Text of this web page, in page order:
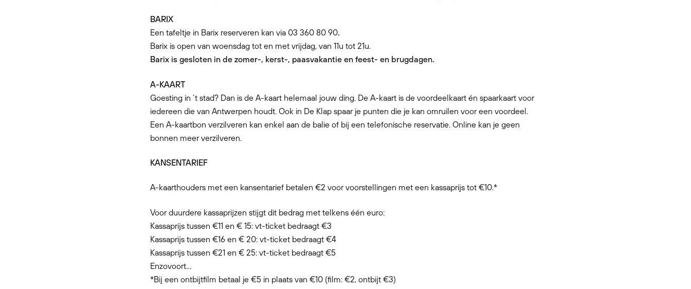
BARIX
Een tafeltje in Barix reserveren kan via 03 360 80 90.
Barix is open van woensdag tot en met vrijdag, van 11u tot 21u.
Barix is gesloten in de zomer-, kerst-, paasvakantie en feest- en brugdagen.
A-KAART
Goesting in ’t stad? Dan is de A-kaart helemaal jouw ding. De A-kaart is de voordeelkaart én spaarkaart voor
iedereen die van Antwerpen houdt. Ook in De Klap spaar je punten die je kan omruilen voor een voordeel.
Een A-kaartbon verzilveren kan enkel aan de balie of bij een telefonische reservatie. Online kan je geen
bonnen meer verzilveren.
KANSENTARIEF
A-kaarthouders met een kansentarief betalen €2 voor voorstellingen met een kassaprijs tot €10.*
Voor duurdere kassaprijzen stijgt dit bedrag met telkens één euro:
Kassaprijs tussen €11 en € 15: vt-ticket bedraagt €3
Kassaprijs tussen €16 en € 20: vt-ticket bedraagt €4
Kassaprijs tussen €21 en € 25: vt-ticket bedraagt €5
Enzovoort…
*Bij een ontbijtfilm betaal je €5 in plaats van €10 (film: €2, ontbijt €3)